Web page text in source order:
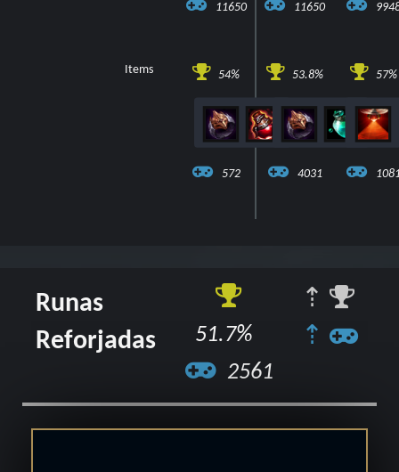
11650 11650
Items 54%
572
53.8%
4031
57%
Runas
Reforjadas
51.7%
2561
⇡
⇡